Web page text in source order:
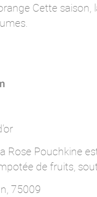
Cette
Rose Pouchkine
de fruits,
75009